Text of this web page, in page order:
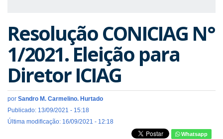
Resolução CONICIAG N°
1/2021. Eleição para
Diretor ICIAG
por Sandro M. Carmelino. Hurtado
Publicado: 13/09/2021 - 15:18
Última modificação: 16/09/2021 - 12:18
Whatsapp